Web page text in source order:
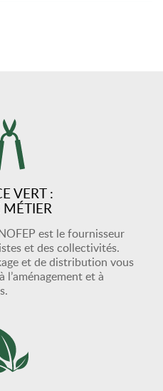
VERT :
est le fournisseur
et des collectivités.
et de distribution vous
et à